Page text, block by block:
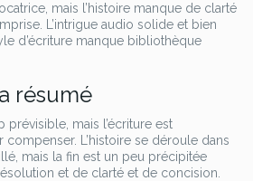
mais l’histoire manque de clarté
L’intrigue audio solide et bien
d’écriture manque bibliothèque
résumé
prévisible, mais l’écriture est
L’histoire se déroule dans
mais la fin est un peu précipitée
et de clarté et de concision.